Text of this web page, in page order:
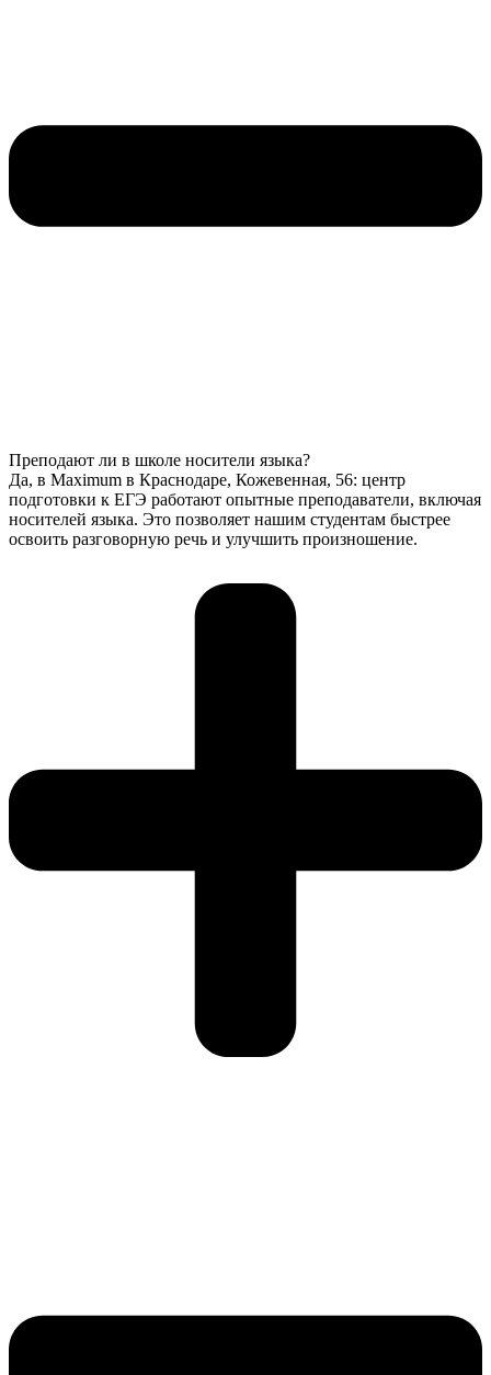
Преподают ли в школе носители языка?
Да, в Maximum в Краснодаре, Кожевенная, 56: центр
подготовки к ЕГЭ работают опытные преподаватели, включая
носителей языка. Это позволяет нашим студентам быстрее
освоить разговорную речь и улучшить произношение.